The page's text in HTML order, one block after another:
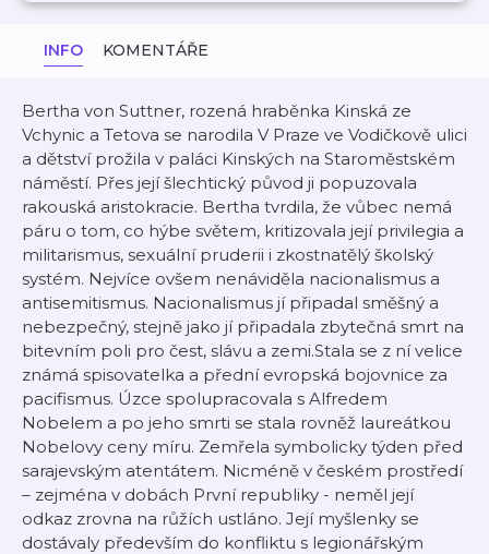
INFO KOMENTÁŘE
Bertha von Suttner, rozená hraběnka Kinská ze
Vchynic a Tetova se narodila V Praze ve Vodičkově ulici
a dětství prožila v paláci Kinských na Staroměstském
náměstí. Přes její šlechtický původ ji popuzovala
rakouská aristokracie. Bertha tvrdila, že vůbec nemá
páru o tom, co hýbe světem, kritizovala její privilegia a
militarismus, sexuální pruderii i zkostnatělý školský
systém. Nejvíce ovšem nenáviděla nacionalismus a
antisemitismus. Nacionalismus jí připadal směšný a
nebezpečný, stejně jako jí připadala zbytečná smrt na
bitevním poli pro čest, slávu a zemi.Stala se z ní velice
známá spisovatelka a přední evropská bojovnice za
pacifismus. Úzce spolupracovala s Alfredem
Nobelem a po jeho smrti se stala rovněž laureátkou
Nobelovy ceny míru. Zemřela symbolicky týden před
sarajevským atentátem. Nicméně v českém prostředí
– zejména v dobách První republiky - neměl její
odkaz zrovna na růžích ustláno. Její myšlenky se
dostávaly především do konfliktu s legionářským